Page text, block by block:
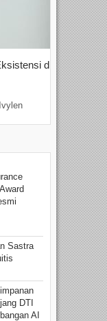
di
Sastra
DTI
AI